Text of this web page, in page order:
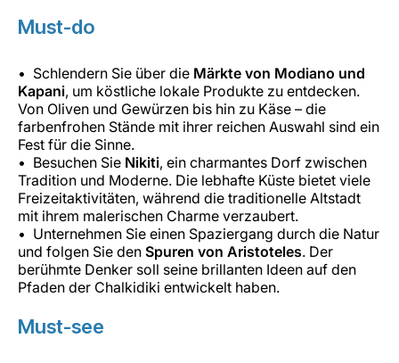
Must-do
Schlendern Sie über die Märkte von Modiano und
Kapani, um köstliche lokale Produkte zu entdecken.
Von Oliven und Gewürzen bis hin zu Käse – die
farbenfrohen Stände mit ihrer reichen Auswahl sind ein
Fest für die Sinne.
Besuchen Sie Nikiti, ein charmantes Dorf zwischen
Tradition und Moderne. Die lebhafte Küste bietet viele
Freizeitaktivitäten, während die traditionelle Altstadt
mit ihrem malerischen Charme verzaubert.
Unternehmen Sie einen Spaziergang durch die Natur
und folgen Sie den Spuren von Aristoteles. Der
berühmte Denker soll seine brillanten Ideen auf den
Pfaden der Chalkidiki entwickelt haben.
Must-see